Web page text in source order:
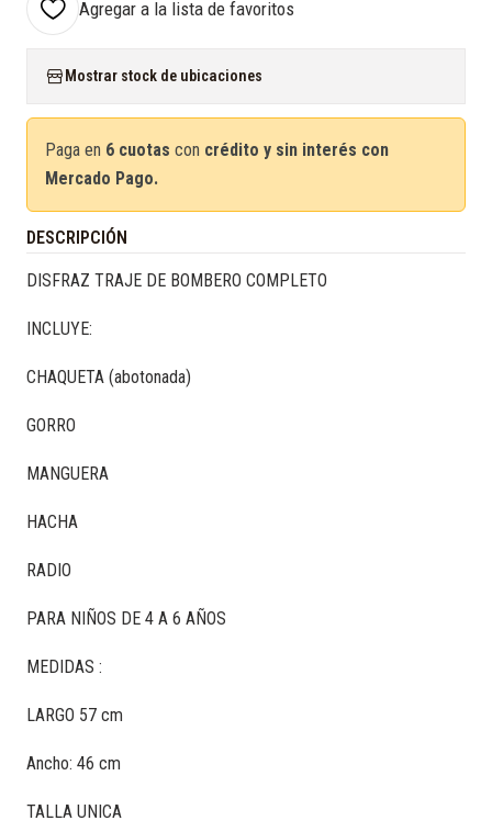
Agregar a la lista de favoritos
Mostrar stock de ubicaciones
Paga en 6 cuotas con crédito y sin interés con
Mercado Pago.
DESCRIPCIÓN
DISFRAZ TRAJE DE BOMBERO COMPLETO
INCLUYE:
CHAQUETA (abotonada)
GORRO
MANGUERA
HACHA
RADIO
PARA NIÑOS DE 4 A 6 AÑOS
MEDIDAS :
LARGO 57 cm
Ancho: 46 cm
TALLA UNICA